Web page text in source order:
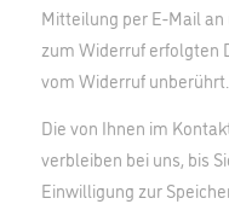
Mitteilung per E-Mail
zum Widerruf erfolgten
vom Widerruf unberührt.
Die von Ihnen im
verbleiben bei uns, bis
Einwilligung zur